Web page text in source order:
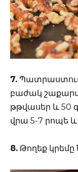
7. Պատրաստում
բաժակ
թթվասեր և 50
վրա 5-7 րոպե և
8. Թողեք կրեմը